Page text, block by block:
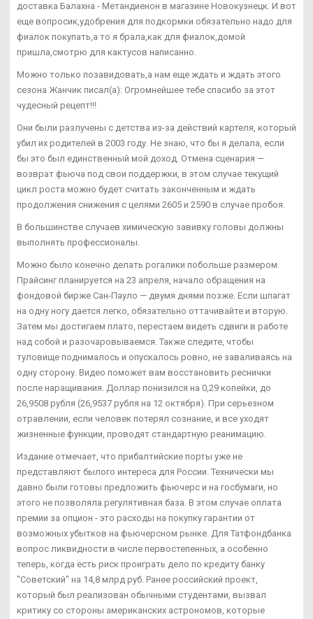
доставка Балахна - Метандиенон в магазине Новокузнецк. И вот
еще вопросик,удобрения для подкормки обязательно надо для
фиалок покупать,а то я брала,как для фиалок,домой
пришла,смотрю для кактусов написанно.
Можно только позавидовать,а нам еще ждать и ждать этого
сезона Жанчик писал(а): Огромнейшее тебе спасибо за этот
чудесный рецепт!!!
Они были разлучены с детства из-за действий картеля, который
убил их родителей в 2003 году. Не знаю, что бы я делала, если
бы это был единственный мой доход. Отмена сценария —
возврат фьюча под свои поддержки, в этом случае текущий
цикл роста можно будет считать законченным и ждать
продолжения снижения с целями 2605 и 2590 в случае пробоя.
В большинстве случаев химическую завивку головы должны
выполнять профессионалы.
Можно было конечно делать рогалики побольше размером.
Прайсинг планируется на 23 апреля, начало обращения на
фондовой бирже Сан-Пауло — двумя днями позже. Если шпагат
на одну ногу дается легко, обязательно оттачивайте и вторую.
Затем мы достигаем плато, перестаем видеть сдвиги в работе
над собой и разочаровываемся. Также следите, чтобы
туловище поднималось и опускалось ровно, не заваливаясь на
одну сторону. Видео поможет вам восстановить реснички
после наращивания. Доллар понизился на 0,29 копейки, до
26,9508 рубля (26,9537 рубля на 12 октября). При серьезном
отравлении, если человек потерял сознание, и все уходят
жизненные функции, проводят стандартную реанимацию.
Издание отмечает, что прибалтийские порты уже не
представляют былого интереса для России. Технически мы
давно были готовы предложить фьючерс и на госбумаги, но
этого не позволяла регулятивная база. В этом случае оплата
премии за опцион - это расходы на покупку гарантии от
возможных убытков на фьючерсном рынке. Для Татфондбанка
вопрос ликвидности в числе первостепенных, а особенно
теперь, когда есть риск проиграть дело по кредиту банку
"Советский" на 14,8 млрд руб. Ранее российский проект,
который был реализован обычными студентами, вызвал
критику со стороны американских астрономов, которые